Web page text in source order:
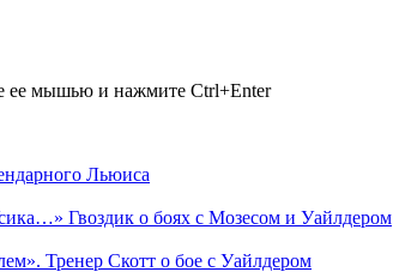
ее мышью и нажмите Ctrl+Enter
Льюиса
Гвоздик о боях с Мозесом и Уайлдером
Тренер Скотт о бое с Уайлдером